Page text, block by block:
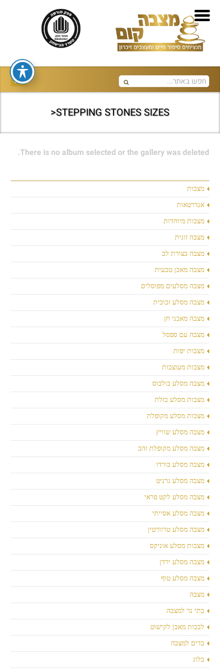
STEPPING STONES SIZES<
מצבות
אנדרטאות
מצבות מיוחדות
מצבה זוגית
מצבה בצורת לב
מצבה מאבן טבעית
מצבה מסלעים מפוסלים
מצבה מסלע זכוכית
מצבה מאבני חן
מצבה עם ספסל
מצבות יפות
מצבות מעוצבות
מצבה מסלע בולבוס
מצבות מסלע בזלת
מצבות מסלע מקופלת
מצבה מסלע שוויץ
מצבה מסלע מקופלת זהב
מצבה מסלע בורדו
מצבה מסלע גרניט
מצבה מסלע לקט פראי
מצבה מסלע אסייתי
מצבה מסלע טרוורטין
מצבות מסלע אוניקס
מצבה מסלע ירדן
מצבה מסלע טוף
מצבה
בתי נר למצבה
לבבות מאבן לקישוט
כדים למצבה
בלוג
There is no album selected or the gallery was deleted.